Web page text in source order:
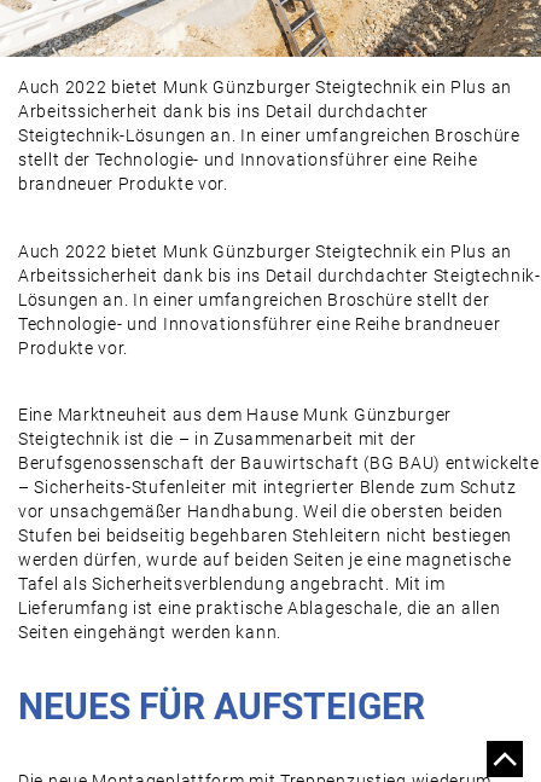
Auch 2022 bietet Munk Günzburger Steigtechnik ein Plus an
Arbeitssicherheit dank bis ins Detail durchdachter
Steigtechnik-Lösungen an. In einer umfangreichen Broschüre
stellt der Technologie- und Innovationsführer eine Reihe
brandneuer Produkte vor.
Auch 2022 bietet Munk Günzburger Steigtechnik ein Plus an
Arbeitssicherheit dank bis ins Detail durchdachter Steigtechnik-
Lösungen an. In einer umfangreichen Broschüre stellt der
Technologie- und Innovationsführer eine Reihe brandneuer
Produkte vor.
Eine Marktneuheit aus dem Hause Munk Günzburger
Steigtechnik ist die – in Zusammenarbeit mit der
Berufsgenossenschaft der Bauwirtschaft (BG BAU) entwickelte
– Sicherheits-Stufenleiter mit integrierter Blende zum Schutz
vor unsachgemäßer Handhabung. Weil die obersten beiden
Stufen bei beidseitig begehbaren Stehleitern nicht bestiegen
werden dürfen, wurde auf beiden Seiten je eine magnetische
Tafel als Sicherheitsverblendung angebracht. Mit im
Lieferumfang ist eine praktische Ablageschale, die an allen
Seiten eingehängt werden kann.
NEUES FÜR AUFSTEIGER